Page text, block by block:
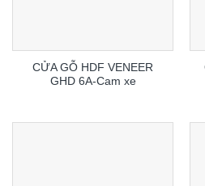
CỬA GỖ HDF VENEER
GHD 6A-Cam xe